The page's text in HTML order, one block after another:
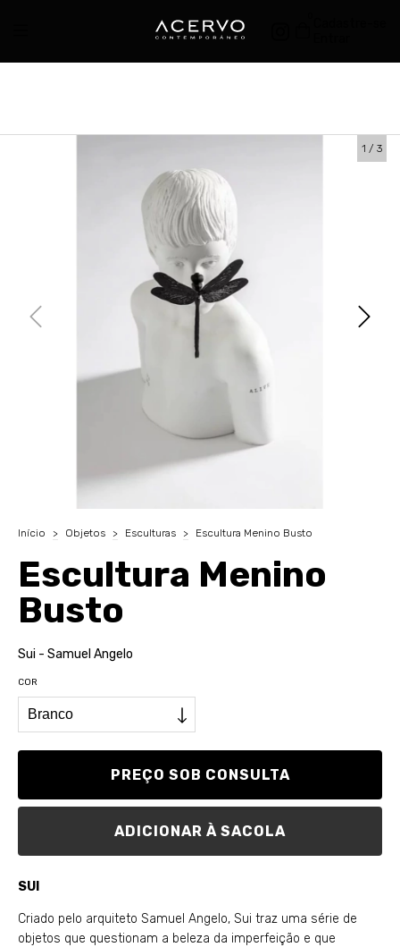
1 / 3
Início > Objetos > Esculturas > Escultura Menino Busto
Escultura Menino
Busto
Sui - Samuel Angelo
COR
ADICIONAR À SACOLA
SUI
Criado pelo arquiteto Samuel Angelo, Sui traz uma série de
objetos que questionam a beleza da imperfeição e que